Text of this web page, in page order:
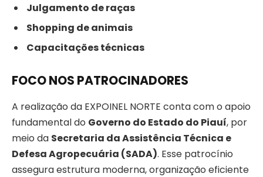
Julgamento de raças
Shopping de animais
Capacitações técnicas
FOCO NOS PATROCINADORES
A realização da EXPOINEL NORTE conta com o apoio
fundamental do Governo do Estado do Piauí, por
meio da Secretaria da Assistência Técnica e
Defesa Agropecuária (SADA). Esse patrocínio
assegura estrutura moderna, organização eficiente